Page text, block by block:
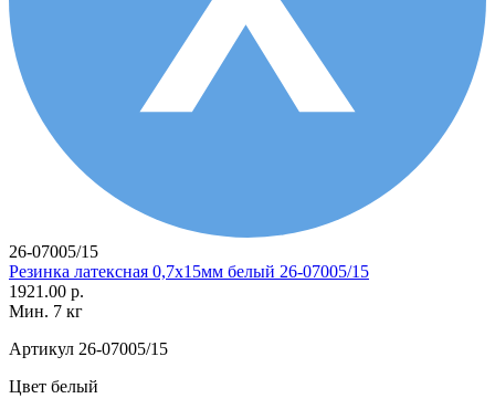
26-07005/15
Резинка латексная 0,7х15мм белый 26-07005/15
1921.00 р.
Мин. 7 кг
Артикул 26-07005/15
Цвет белый